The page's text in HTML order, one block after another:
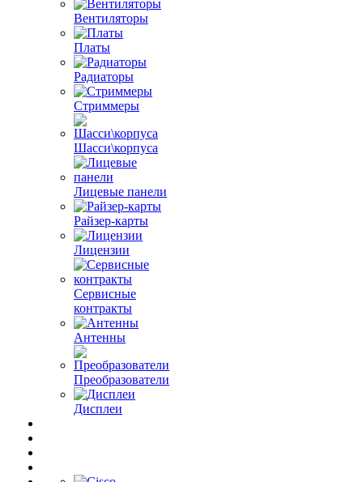
Вентиляторы
Платы
Радиаторы
Стриммеры
Шасси\корпуса
Лицевые панели
Райзер-карты
Лицензии
Сервисные
контракты
Антенны
Преобразователи
Дисплеи